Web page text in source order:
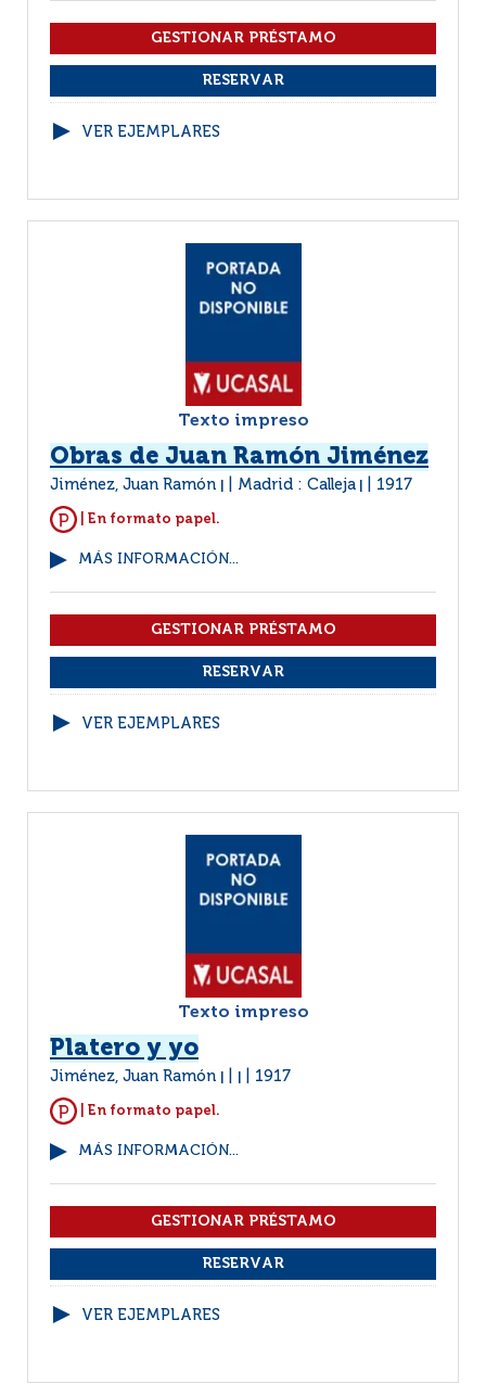
VER EJEMPLARES
Texto impreso
Obras de Juan Ramón Jiménez
Jiménez, Juan Ramón Madrid : Calleja 1917
| En formato papel.
MÁS INFORMACIÓN...
VER EJEMPLARES
Texto impreso
Platero y yo
Jiménez, Juan Ramón 1917
| En formato papel.
MÁS INFORMACIÓN...
VER EJEMPLARES